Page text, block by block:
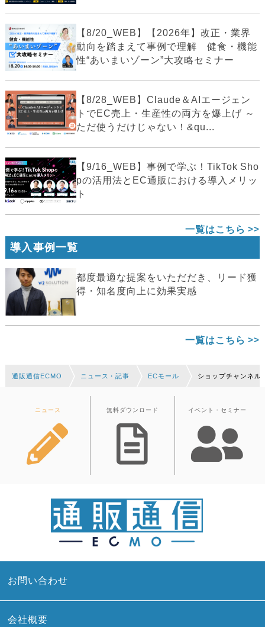
【8/20_WEB】【2026年】改正・業界
動向を踏まえて事例で理解 健食・機能
性“あいまいゾーン”大攻略セミナー
【8/28_WEB】Claude＆AIエージェン
トでEC売上・生産性の両方を爆上げ ～
ただ使うだけじゃない！&qu...
【9/16_WEB】事例で学ぶ！TikTok Sho
pの活用法とEC通販における導入メリッ
ト
一覧はこちら
導入事例一覧
都度最適な提案をいただだき、リード獲
得・知名度向上に効果実感
一覧はこちら
通販通信ECMO ニュース・記事 ECモール ショップチャンネル
ニュース 無料ダウンロード イベント・セミナー
お問い合わせ
会社概要